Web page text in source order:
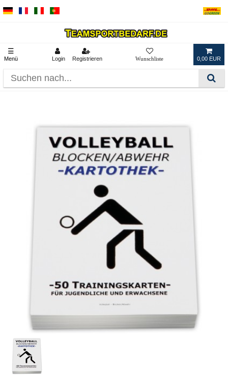
☰
Menü Login Registrieren 0,00 EUR